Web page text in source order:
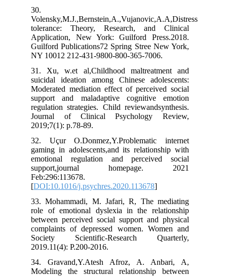
Volensky,M.J.,Bernstein,A.,Vujanovic,A.A,Distress
tolerance: Theory, Research, and Clinical
Application, New York: Guilford Press.2018.
Guilford Publications72 Spring Stree New York,
NY 10012 212-431-9800-800-365-7006.
31. Xu, w.et al,Childhood maltreatment and
suicidal ideation among Chinese adolescents:
Moderated mediation effect of perceived social
support and maladaptive cognitive emotion
regulation strategies. Child reviewandsynthesis.
Journal of Clinical Psychology Review,
2019;7(1): p.78-89.
32. Uçur O.Donmez,Y.Problematic internet
gaming in adolescents,and its relationship with
emotional regulation and perceived social
support,journal homepage. 2021
Feb:296:113678.
[DOI:10.1016/j.psychres.2020.113678
33. Mohammadi, M. Jafari, R, The mediating
role of emotional dyslexia in the relationship
between perceived social support and physical
complaints of depressed women. Women and
Society Scientific-Research Quarterly,
2019.11(4): P.200-2016.
34. Gravand,Y.Atesh Afroz, A. Anbari, A,
Modeling the structural relationship between